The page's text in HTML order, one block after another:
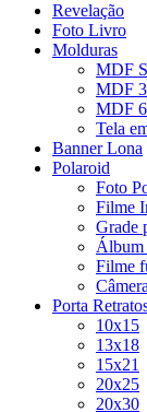
Revelação
Foto Livro
Molduras
MDF
MDF
MDF
Tela
Banner Lona
Polaroid
Foto
Filme
Grade
Álbum
Filme
Porta
10x15
13x18
15x21
20x25
20x30